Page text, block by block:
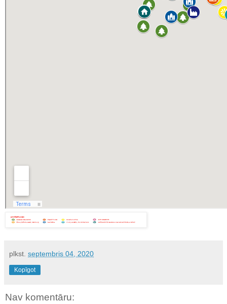
plkst. septembris 04, 2020
Kopīgot
Nav komentāru: